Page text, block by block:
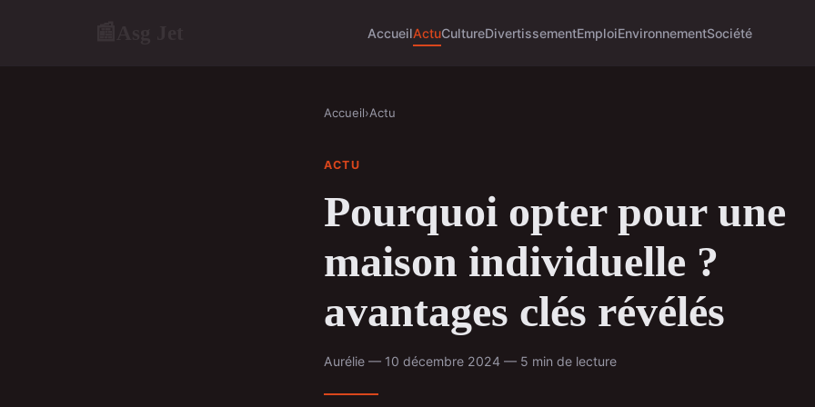
AccueilActuCultureDivertissementEmploiEnvironnementSociété
Accueil›Actu
ACTU
Pourquoi opter pour une
maison individuelle ?
avantages clés révélés
Aurélie — 10 décembre 2024 — 5 min de lecture